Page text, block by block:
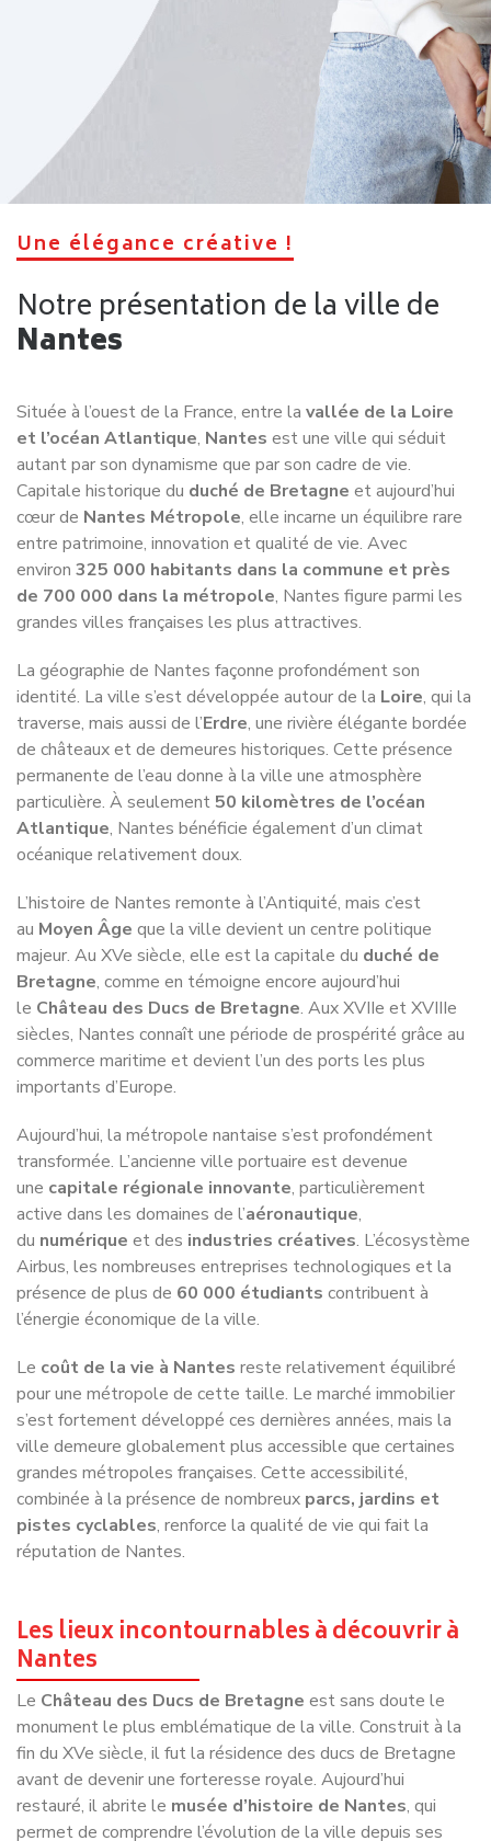
Une élégance créative !
Notre présentation de la ville de
Nantes
autant par son dynamisme que par son cadre de vie.
Capitale historique duduché de Bretagneet aujourd’hui
cœur deNantes Métropole, elle incarne un équilibre rare
entre patrimoine, innovation et qualité de vie. Avec
environ325 000 habitants dans la commune et près
de 700 000 dans la métropole, Nantes figure parmi les
grandes villes françaises les plus attractives.
La géographie de Nantes façonne profondément son
traverse, mais aussi de l’Erdre, une rivière élégante bordée
de châteaux et de demeures historiques. Cette présence
permanente de l’eau donne à la ville une atmosphère
particulière. À seulement50 kilomètres de l’océan
Atlantique , Nantes bénéficie également d’un climat
océanique relativement doux.
L’histoire de Nantes remonte à l’Antiquité, mais c’est
majeur. Au XVe siècle, elle est la capitale duduché de
Bretagne , comme en témoigne encore aujourd’hui
leChâteau des Ducs de Bretagne. Aux XVIIe et XVIIIe
siècles, Nantes connaît une période de prospérité grâce au
commerce maritime et devient l’un des ports les plus
importants d’Europe.
Aujourd’hui, la métropole nantaise s’est profondément
unecapitale régionale innovante, particulièrement
active dans les domaines de l’aéronautique,
dunumériqueet desindustries créatives. L’écosystème
Airbus, les nombreuses entreprises technologiques et la
présence de plus de60 000 étudiantscontribuent à
l’énergie économique de la ville.
Lecoût de la vie à Nantesreste relativement équilibré
s’est fortement développé ces dernières années, mais la
ville demeure globalement plus accessible que certaines
grandes métropoles françaises. Cette accessibilité,
combinée à la présence de nombreuxparcs, jardins et
pistes cyclables, renforce la qualité de vie qui fait la
réputation de Nantes.
Nantes
LeChâteau des Ducs de Bretagne
monument le plus emblématique de la ville. Construit à la
fin du XVe siècle, il fut la résidence des ducs de Bretagne
avant de devenir une forteresse royale. Aujourd’hui
restauré, il abrite lemusée d’histoire de Nantes, qui
permet de comprendre l’évolution de la ville depuis ses
origines jusqu’à l’époque contemporaine.